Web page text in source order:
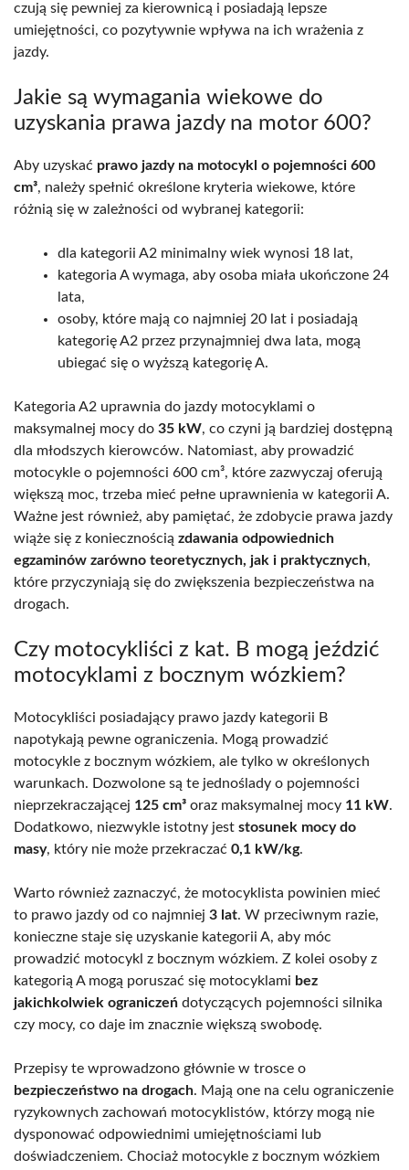
czują się pewniej za kierownicą i posiadają lepsze
umiejętności, co pozytywnie wpływa na ich wrażenia z
jazdy.
Jakie są wymagania wiekowe do
uzyskania prawa jazdy na motor 600?
Aby uzyskać prawo jazdy na motocykl o pojemności 600
cm³, należy spełnić określone kryteria wiekowe, które
różnią się w zależności od wybranej kategorii:
dla kategorii A2 minimalny wiek wynosi 18 lat,
kategoria A wymaga, aby osoba miała ukończone 24
lata,
osoby, które mają co najmniej 20 lat i posiadają
kategorię A2 przez przynajmniej dwa lata, mogą
ubiegać się o wyższą kategorię A.
Kategoria A2 uprawnia do jazdy motocyklami o
maksymalnej mocy do 35 kW, co czyni ją bardziej dostępną
dla młodszych kierowców. Natomiast, aby prowadzić
motocykle o pojemności 600 cm³, które zazwyczaj oferują
większą moc, trzeba mieć pełne uprawnienia w kategorii A.
Ważne jest również, aby pamiętać, że zdobycie prawa jazdy
wiąże się z koniecznością zdawania odpowiednich
egzaminów zarówno teoretycznych, jak i praktycznych,
które przyczyniają się do zwiększenia bezpieczeństwa na
drogach.
Czy motocykliści z kat. B mogą jeździć
motocyklami z bocznym wózkiem?
Motocykliści posiadający prawo jazdy kategorii B
napotykają pewne ograniczenia. Mogą prowadzić
motocykle z bocznym wózkiem, ale tylko w określonych
warunkach. Dozwolone są te jednoślady o pojemności
nieprzekraczającej 125 cm³ oraz maksymalnej mocy 11 kW.
Dodatkowo, niezwykle istotny jest stosunek mocy do
masy, który nie może przekraczać 0,1 kW/kg.
Warto również zaznaczyć, że motocyklista powinien mieć
to prawo jazdy od co najmniej 3 lat. W przeciwnym razie,
konieczne staje się uzyskanie kategorii A, aby móc
prowadzić motocykl z bocznym wózkiem. Z kolei osoby z
kategorią A mogą poruszać się motocyklami bez
jakichkolwiek ograniczeń dotyczących pojemności silnika
czy mocy, co daje im znacznie większą swobodę.
Przepisy te wprowadzono głównie w trosce o
bezpieczeństwo na drogach. Mają one na celu ograniczenie
ryzykownych zachowań motocyklistów, którzy mogą nie
dysponować odpowiednimi umiejętnościami lub
doświadczeniem. Chociaż motocykle z bocznym wózkiem